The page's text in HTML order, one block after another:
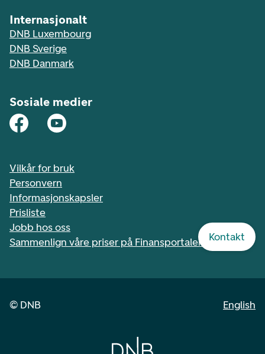
Kontakt
Internasjonalt
DNB Luxembourg
DNB Sverige
DNB Danmark
Sosiale medier
Vilkår for bruk
Personvern
Informasjonskapsler
Prisliste
Jobb hos oss
Sammenlign våre priser på Finansportalen.no
© DNB English